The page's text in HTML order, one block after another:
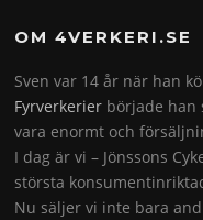
OM 4VERKERI.SE
Sven var 14 år när han
Fyrverkerier började han
vara enormt och
I dag är vi – Jönssons
största
Nu säljer vi inte bara